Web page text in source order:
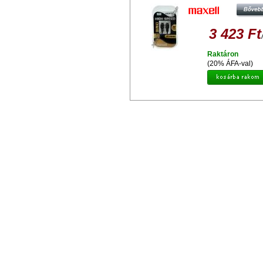
3 423 Ft
(20% ÁFA-val)
Raktáron